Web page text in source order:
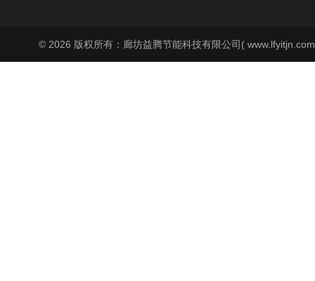
© 2026 版权所有：廊坊益腾节能科技有限公司(